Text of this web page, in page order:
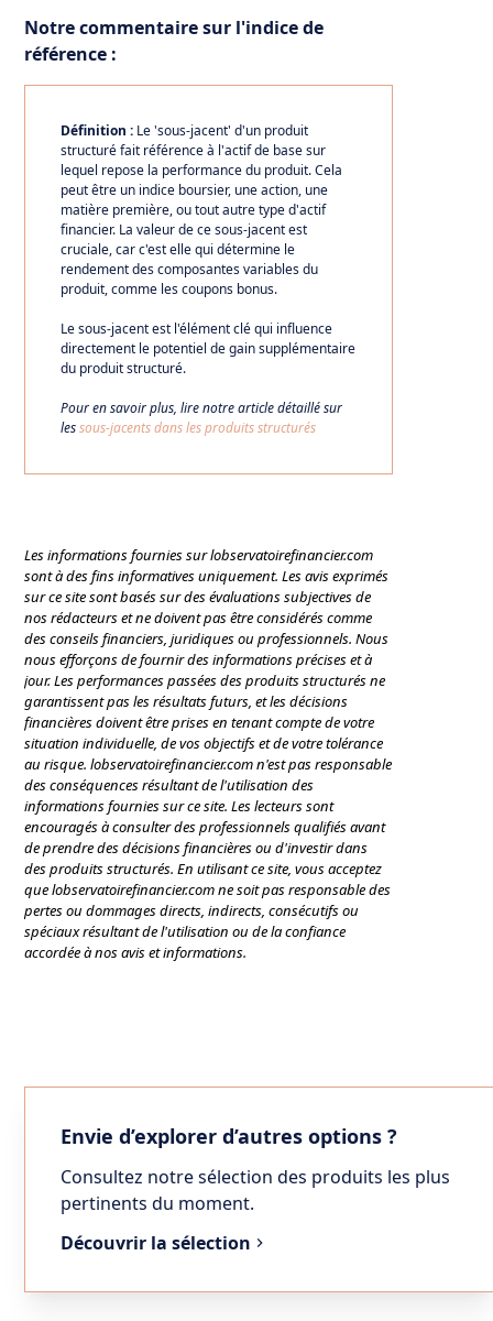
Notre commentaire sur l'indice de
référence :
Définition : Le 'sous-jacent' d'un produit
structuré fait référence à l'actif de base sur
lequel repose la performance du produit. Cela
peut être un indice boursier, une action, une
matière première, ou tout autre type d'actif
financier. La valeur de ce sous-jacent est
cruciale, car c'est elle qui détermine le
rendement des composantes variables du
produit, comme les coupons bonus.
Le sous-jacent est l'élément clé qui influence
directement le potentiel de gain supplémentaire
du produit structuré.
Pour en savoir plus, lire notre article détaillé sur
lessous-jacents dans les produits structurés
Les informations fournies sur lobservatoirefinancier.com
sont à des fins informatives uniquement. Les avis exprimés
sur ce site sont basés sur des évaluations subjectives de
nos rédacteurs et ne doivent pas être considérés comme
des conseils financiers, juridiques ou professionnels. Nous
nous efforçons de fournir des informations précises et à
jour. Les performances passées des produits structurés ne
garantissent pas les résultats futurs, et les décisions
financières doivent être prises en tenant compte de votre
situation individuelle, de vos objectifs et de votre tolérance
au risque. lobservatoirefinancier.com n'est pas responsable
des conséquences résultant de l'utilisation des
informations fournies sur ce site. Les lecteurs sont
encouragés à consulter des professionnels qualifiés avant
de prendre des décisions financières ou d'investir dans
des produits structurés. En utilisant ce site, vous acceptez
que lobservatoirefinancier.com ne soit pas responsable des
pertes ou dommages directs, indirects, consécutifs ou
spéciaux résultant de l'utilisation ou de la confiance
accordée à nos avis et informations.
Envie d’explorer d’autres options ?
Consultez notre sélection des produits les plus
pertinents du moment.
Découvrir la sélection